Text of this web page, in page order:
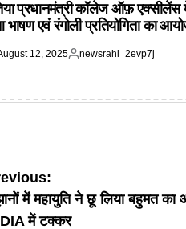
प्रधानमंत्री कॉलेज ऑफ़ एक्सीलेंस
एवं रंगोली प्रतियोगिता का
12, 2025
Posted
newsrahi_2evp7j
में महायुति ने छू लिया बहुमत
में टक्कर